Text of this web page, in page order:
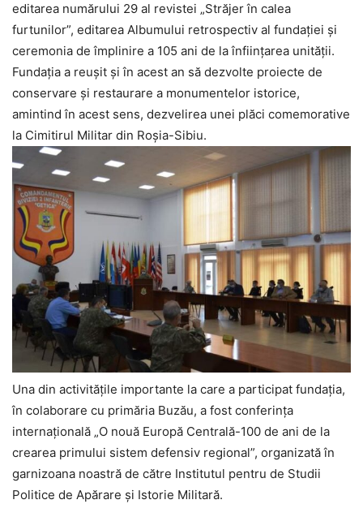
editarea numărului 29 al revistei „Străjer în calea
furtunilor”, editarea Albumului retrospectiv al fundației și
ceremonia de împlinire a 105 ani de la înființarea unității.
Fundația a reușit și în acest an să dezvolte proiecte de
conservare şi restaurare a monumentelor istorice,
amintind în acest sens, dezvelirea unei plăci comemorative
la Cimitirul Militar din Roşia-Sibiu.
Una din activitățile importante la care a participat fundația,
în colaborare cu primăria Buzău, a fost conferința
internațională „O nouă Europă Centrală-100 de ani de la
crearea primului sistem defensiv regional”, organizată în
garnizoana noastră de către Institutul pentru de Studii
Politice de Apărare și Istorie Militară.